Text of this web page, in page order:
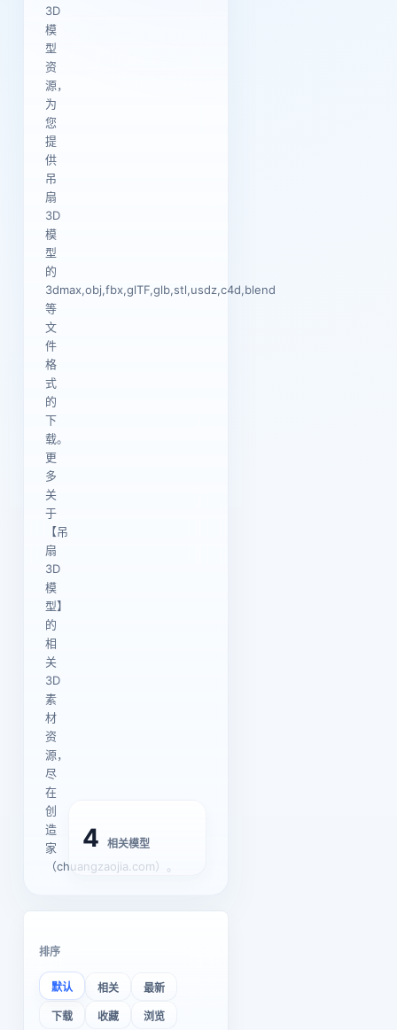
3D
模
型
资
源，
为
您
提
供
吊
扇
3D
模
型
的
3dmax,obj,fbx,glTF,glb,stl,usdz,c4d,blend
等
文
件
格
式
的
下
载。
更
多
关
于
【吊
扇
3D
模
型】
的
相
关
3D
素
材
资
源，
尽
在
创
造
家
（chuangzaojia.com）。
4 相关模型
排序
默认 相关 最新
下载 收藏 浏览